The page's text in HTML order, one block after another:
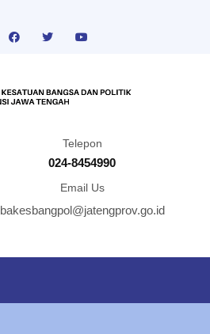
Telepon
024-8454990
Email Us
bakesbangpol@jatengprov.go.id